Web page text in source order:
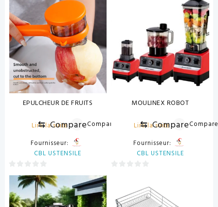
sur
5
EPULCHEUR DE FRUITS
Lire la suite
⇆ CompareCompare
Fournisseur:
CBL USTENSILE
0
sur
5
MOULINEX ROBOT
Lire la suite
⇆ Compare
Fournisseur:
CBL USTENSILE